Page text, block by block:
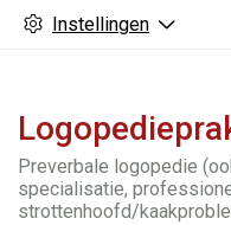
Instellingen
Preverbale logopedie
specialisatie,
strottenhoofd/